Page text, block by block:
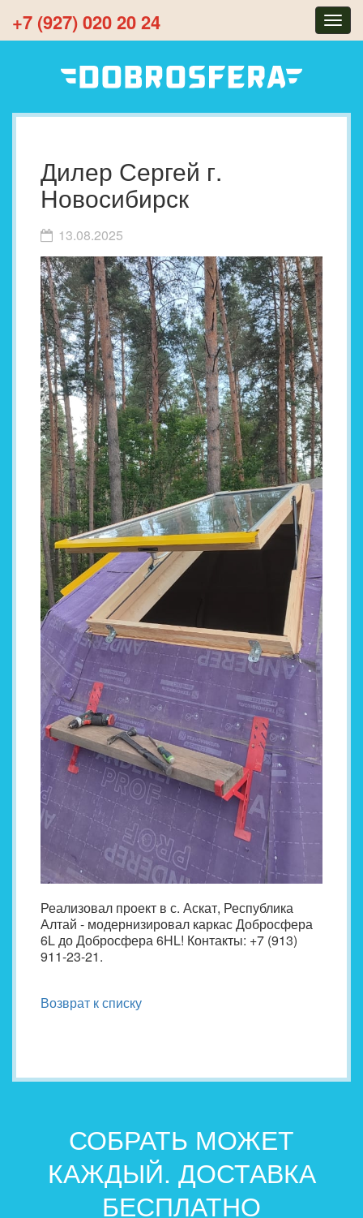
+7 (927) 020 20 24
Дилер Сергей г.
Новосибирск
13.08.2025
Реализовал проект в с. Аскат, Республика
Алтай - модернизировал каркас Добросфера
6L до Добросфера 6HL! Контакты: +7 (913)
911-23-21.
Возврат к списку
СОБРАТЬ МОЖЕТ
КАЖДЫЙ. ДОСТАВКА
БЕСПЛАТНО